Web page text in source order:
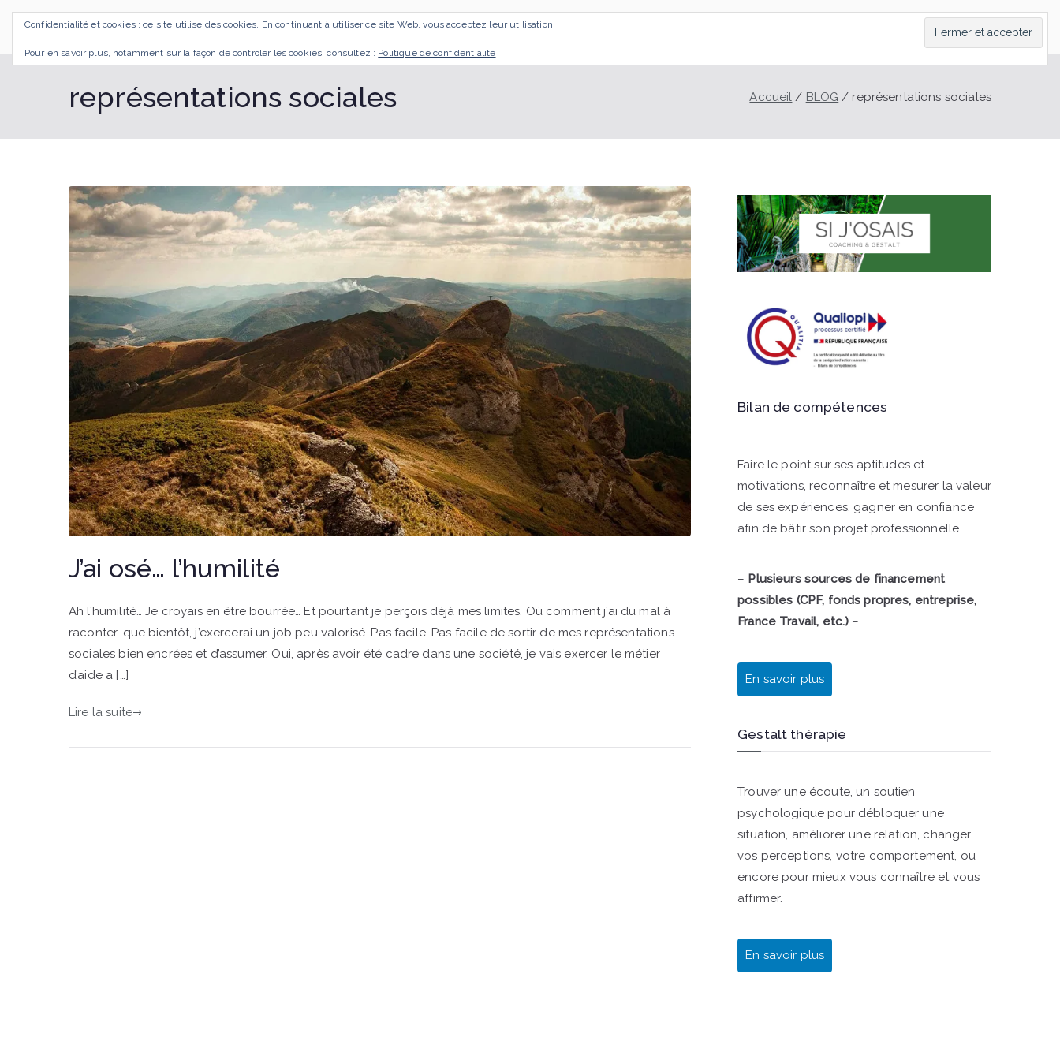
Aller
contenu
ACCUEILMES ACCOMPAGNEMENTS
représentations sociales Accueil BLOG représentations sociales
J’ai osé… l’humilité
Ah l’humilité… Je croyais en être bourrée… Et pourtant je perçois déjà mes limites. Où comment j’ai du mal à
raconter, que bientôt, j’exercerai un job peu valorisé. Pas facile. Pas facile de sortir de mes représentations
sociales bien encrées et d’assumer. Oui, après avoir été cadre dans une société, je vais exercer le métier
d’aide a […]
Lire la suite
Bilan de compétences
Faire le point sur ses aptitudes et
motivations, reconnaître et mesurer la valeur
de ses expériences, gagner en confiance
afin de bâtir son projet professionnelle.
– Plusieurs sources de financement
possibles (CPF, fonds propres, entreprise,
France Travail, etc.) –
En savoir plus
Gestalt thérapie
Trouver une écoute, un soutien
psychologique pour débloquer une
situation, améliorer une relation, changer
vos perceptions, votre comportement, ou
encore pour mieux vous connaître et vous
affirmer.
En savoir plus
Confidentialité et cookies : ce site utilise des cookies. En continuant à utiliser ce site Web, vous acceptez leur utilisation.
Pour en savoir plus, notamment sur la façon de contrôler les cookies, consultez : Politique de confidentialité